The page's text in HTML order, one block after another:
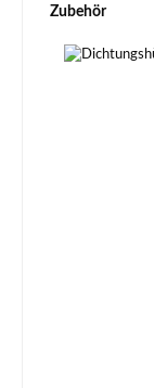
Produktgalerie
Zubehör